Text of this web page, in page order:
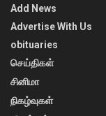
Add News
Advertise With Us
obituaries
செய்திகள்
சினிமா
நிகழ்வுகள்